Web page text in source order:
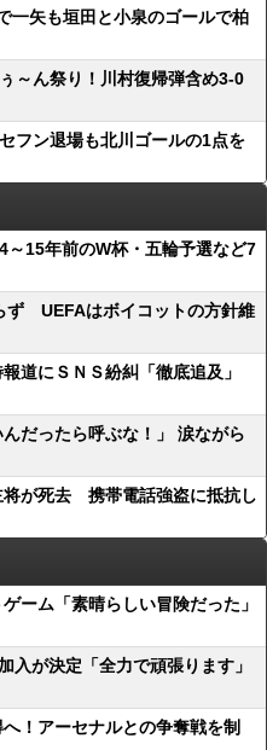
矢も垣田と小泉のゴールで柏
～ん祭り！川村復帰弾含め3-0
ン退場も北川ゴールの1点を
15年前のW杯・五輪予選など7
ず UEFAはボイコットの方針維
道にＳＮＳ紛糾「徹底追及」
だったら呼ぶな！」 涙ながら
が死去 携帯電話強盗に抵抗し
ーム「素晴らしい冒険だった」
入が決定「全力で頑張ります」
！アーセナルとの争奪戦を制